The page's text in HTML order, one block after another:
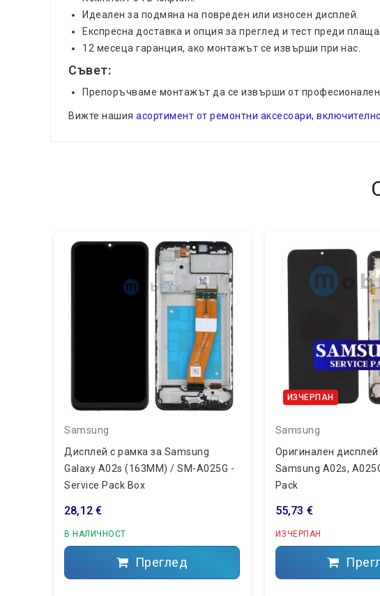
Идеален за подмяна на повреден или износен дисплей.
Експресна доставка и опция за преглед и тест преди
12 месеца гаранция, ако монтажът се извърши при нас.
Съвет:
Препоръчваме монтажът да се извърши от професионален
Вижте нашия асортимент от ремонтни аксесоари,
Samsung
Дисплей с рамка за Samsung
Galaxy A02s (163MM) / SM-A025G -
Service Pack Box
28,12 €
В НАЛИЧНОСТ
Преглед
ИЗЧЕРПАН
Samsung
Оригинален дисплей
Samsung A02s,
Pack
55,73 €
ИЗЧЕРПАН